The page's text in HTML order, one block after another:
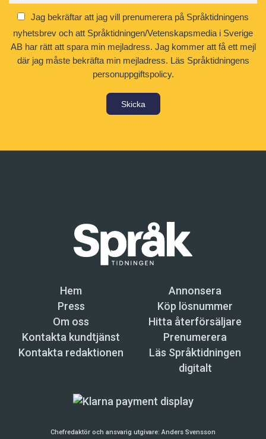
Jag bekräftar att jag vill prenumerera på Språktidningens
nyhetsbrev och att Språktidningen/Vetenskapsmedia i Sverige
AB har rätt att spara min mejladress. Jag kommer att få ett mejl
där jag måste bekräfta min mejladress. Läs Språktidningens
personuppgiftspolicy.
Skicka
Hem
Annonsera
Press
Köp lösnummer
Om oss
Hitta återförsäljare
Kontakta kundtjänst
Prenumerera
Kontakta redaktionen
Läs Språktidningen
digitalt
Chefredaktör och ansvarig utgivare:Anders Svensson